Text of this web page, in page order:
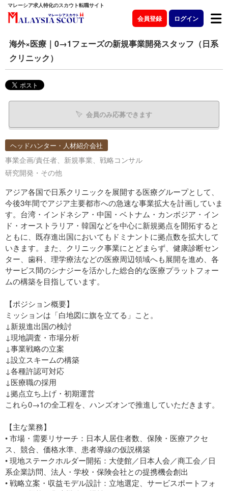
マレーシア求人特化のスカウト転職サイト
会員登録 ログイン
海外×医療｜0→1フェーズの新規事業開発スタッフ（日系
クリニック）
会員のみ応募できます
ヘッドハンター・人材紹介会社
事業企画/責任者、新規事業、戦略コンサル
研究開発・その他
アジア各国で日系クリニックを展開する医療グループとして、
今後3年間でアジア主要都市への急速な事業拡大を計画していま
す。台湾・インドネシア・中国・ベトナム・カンボジア・イン
ド・オーストラリア・韓国などを中心に新規拠点を開拓すると
ともに、既存進出国においてもドミナントに拠点数を拡大して
いきます。また、クリニック事業にとどまらず、健康診断セン
ター、歯科、理学療法などの医療周辺領域へも展開を進め、各
サービス間のシナジーを活かした総合的な医療プラットフォー
ムの構築を目指しています。
【ポジション概要】
ミッションは「白地図に旗を立てる」こと。
↓新規進出国の検討
↓現地調査・市場分析
↓事業戦略の立案
↓設立スキームの構築
↓各種許認可対応
↓医療職の採用
↓拠点立ち上げ・初期運営
これら0→1の全工程を、ハンズオンで推進していただきます。
【主な業務】
• 市場・需要リサーチ：日本人居住者数、保険・医療アクセ
ス、競合、価格水準、患者導線の仮説構築
• 現地ステークホルダー開拓：大使館／日本人会／商工会／日
系企業訪問、法人・学校・保険会社との提携機会創出
• 戦略立案・収益モデル設計：立地選定、サービスポートフォ